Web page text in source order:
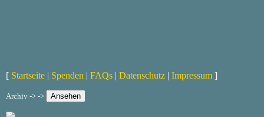
[ Startseite | Spenden | FAQs | Datenschutz | Impressum ]
Archiv -> ->